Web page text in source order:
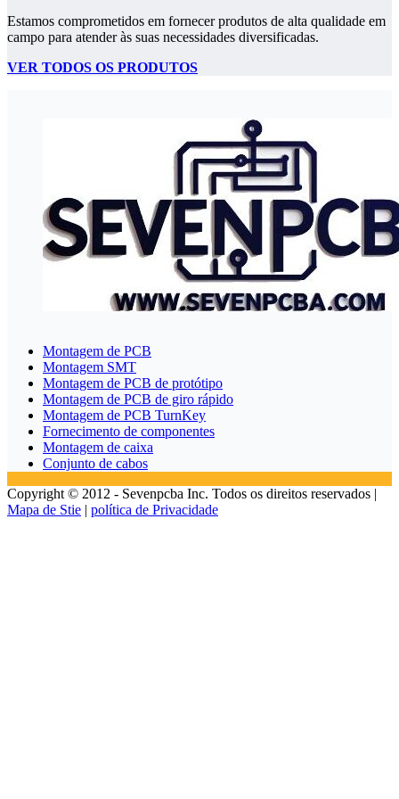
Estamos comprometidos em fornecer produtos de alta qualidade em
campo para atender às suas necessidades diversificadas.
VER TODOS OS PRODUTOS
Montagem de PCB
Montagem SMT
Montagem de PCB de protótipo
Montagem de PCB de giro rápido
Montagem de PCB TurnKey
Fornecimento de componentes
Montagem de caixa
Conjunto de cabos
Copyright © 2012 - Sevenpcba Inc. Todos os direitos reservados |
Mapa de Stie | política de Privacidade